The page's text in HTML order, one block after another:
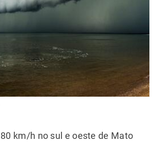
km/h no sul e oeste de Mato